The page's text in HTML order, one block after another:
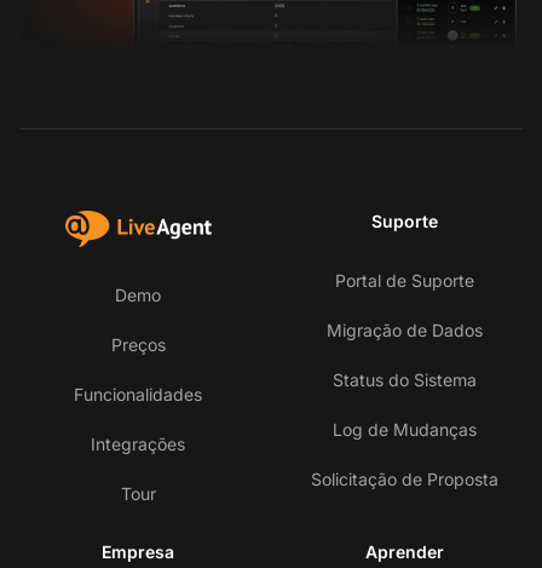
Demo
Preços
Funcionalidades
Integrações
Tour
Suporte
Portal de Suporte
Migração de Dados
Status do Sistema
Log de Mudanças
Solicitação de Proposta
Empresa Aprender